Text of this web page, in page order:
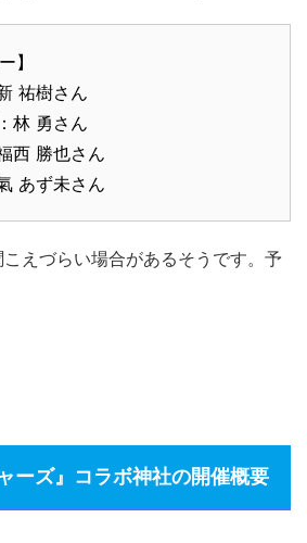
】
祐樹さん
林 勇さん
西 勝也さん
あず未さん
えづらい場合があるそうです。予
ーズ』コラボ神社の開催概要